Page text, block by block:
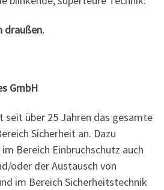
draußen.
GmbH
seit über 25 Jahren das gesamte
Sicherheit an. Dazu
Bereich Einbruchschutz auch
oder der Austausch von
im Bereich Sicherheitstechnik